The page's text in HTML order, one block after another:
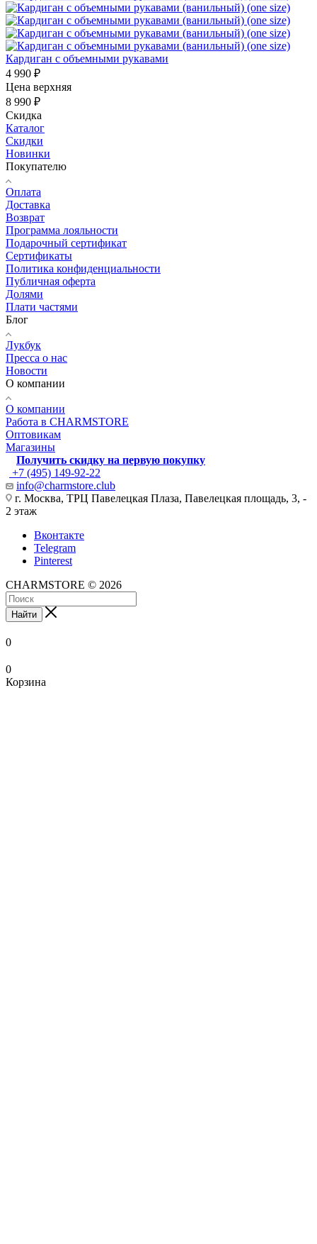
Кардиган с объемными рукавами
4 990 ₽
Цена верхняя
8 990 ₽
Скидка
Каталог
Скидки
Новинки
Покупателю
Оплата
Доставка
Возврат
Программа лояльности
Подарочный сертификат
Сертификаты
Политика конфиденциальности
Публичная оферта
Долями
Плати частями
Блог
Лукбук
Пресса о нас
Новости
О компании
О компании
Работа в CHARMSTORE
Оптовикам
Магазины
Получить скидку на первую покупку
+7 (495) 149-92-22
info@charmstore.club
г. Москва, ТРЦ Павелецкая Плаза, Павелецкая площадь, 3, -
2 этаж
Вконтакте
Telegram
Pinterest
CHARMSTORE © 2026
Найти
0
0
Корзина